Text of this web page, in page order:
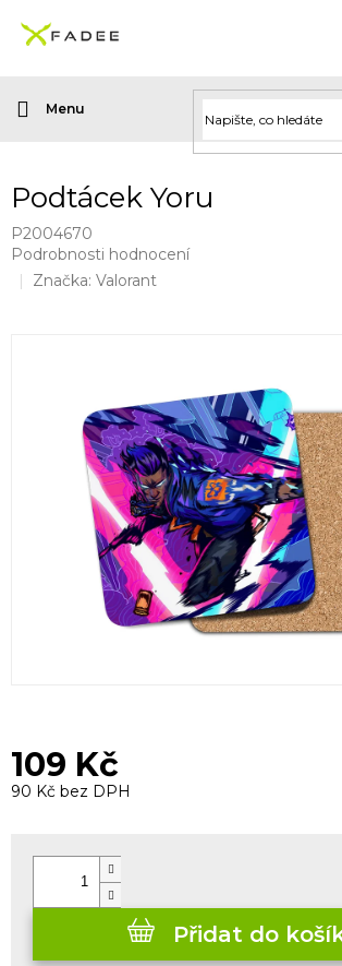
obsah
Podtácek Yoru
P2004670
Průměrné
hodnocení
Podrobnosti hodnocení
Značka: Valorant
109 Kč
90 Kč bez DPH
Přidat do